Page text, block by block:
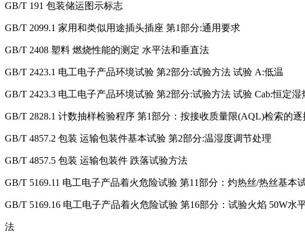
GB/T 191 包装储运图示标志
GB/T 2099.1 家用和类似用途插头插座 第1部分:通用要求
GB/T 2408 塑料 燃烧性能的测定 水平法和垂直法
GB/T 2423.1 电工电子产品环境试验 第2部分:试验方法 试验 A:低温
GB/T 2423.3 电工电子产品环境试验 第2部分:试验方法 试验 Cab:恒定湿
GB/T 2828.1 计数抽样检验程序 第1部分：按接收质量限(AQL)检索的
GB/T 4857.2 包装 运输包装件基本试验 第2部分:温湿度调节处理
GB/T 4857.5 包装 运输包装件 跌落试验方法
GB/T 5169.11 电工电子产品着火危险试验 第11部分：灼热丝/热丝基
GB/T 5169.16 电工电子产品着火危险试验 第16部分：试验火焰 50W水
法